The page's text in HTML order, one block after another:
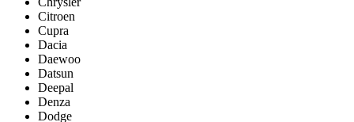
Citroen
Cupra
Dacia
Daewoo
Datsun
Deepal
Denza
Dodge